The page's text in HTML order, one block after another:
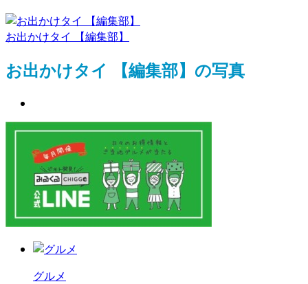
お出かけタイ 【編集部】
お出かけタイ 【編集部】の写真
グルメ